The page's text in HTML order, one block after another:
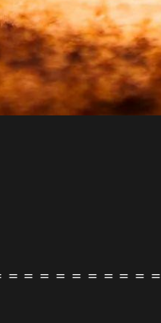
＝＝＝＝＝＝＝＝＝